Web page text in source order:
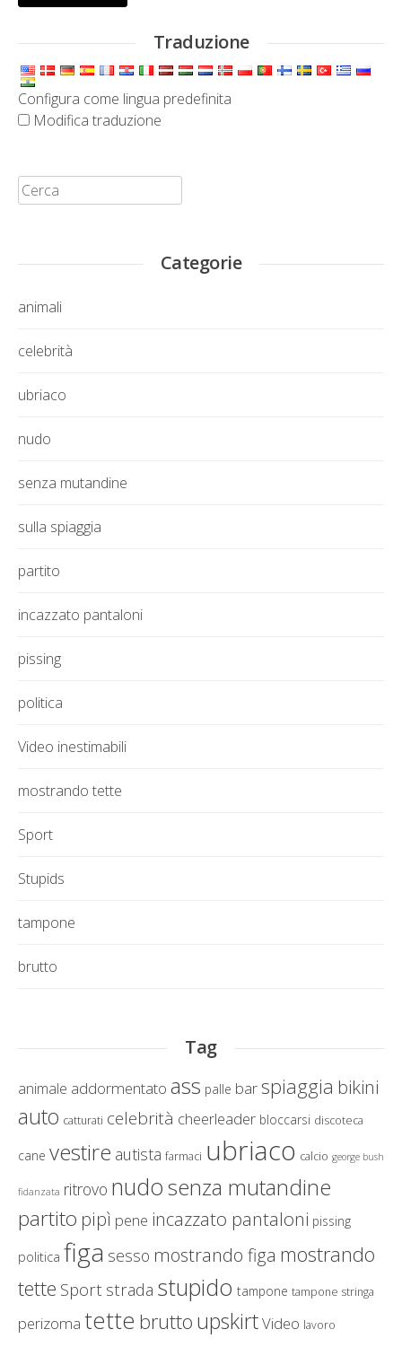
Traduzione
Configura come lingua predefinita
Modifica traduzione
Cerca:
Categorie
animali
celebrità
ubriaco
nudo
senza mutandine
sulla spiaggia
partito
incazzato pantaloni
pissing
politica
Video inestimabili
mostrando tette
Sport
Stupids
tampone
brutto
Tag
animale addormentato ass palle bar spiaggia bikini
auto catturati celebrità cheerleader bloccarsi discoteca
cane vestire autista farmaci ubriaco calcio george bush
fidanzata ritrovo nudosenza mutandine
partito pipì pene incazzato pantaloni pissing
politica figa sesso mostrando figa mostrando
tette Sport strada stupido tampone tampone stringa
perizoma tette brutto upskirtVideo lavoro